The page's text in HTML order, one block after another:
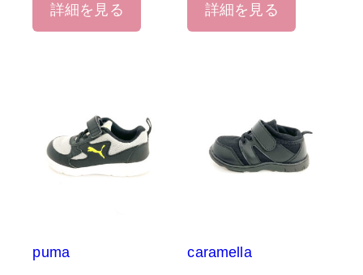
詳細を見る 詳細を見る
puma
caramella